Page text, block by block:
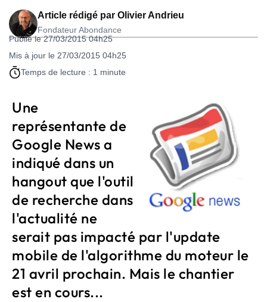
Article rédigé par Olivier Andrieu
Fondateur Abondance
Publié le 27/03/2015 04h25
Mis à jour le 27/03/2015 04h25
Temps de lecture : 1 minute
Une
représentante de
Google News a
indiqué dans un
hangout que l'outil
de recherche dans
l'actualité ne
serait pas impacté par l'update
mobile de l'algorithme du moteur le
21 avril prochain. Mais le chantier
est en cours...